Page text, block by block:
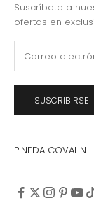
Suscríbete a
ofertas en
SUSCRIBIRSE
PINEDA COVALIN